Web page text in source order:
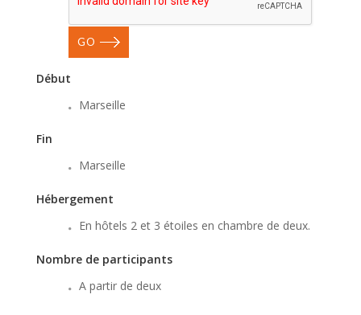
GO
Début
Marseille
Fin
Marseille
Hébergement
En hôtels 2 et 3 étoiles en chambre de deux.
Nombre de participants
A partir de deux